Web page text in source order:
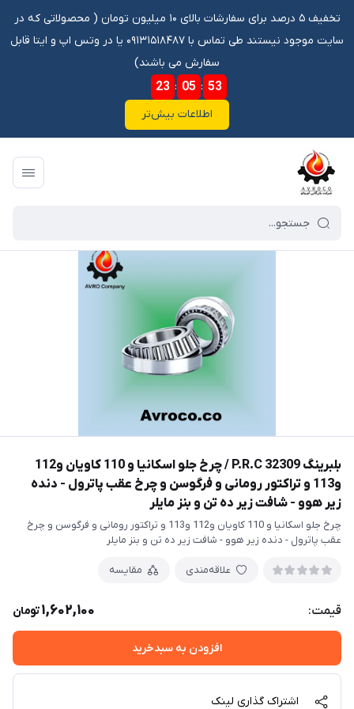
تخفیف ۵ درصد برای سفارشات بالای ۱۰ میلیون تومان ‌‌(‌‌ محصولاتی که در
سایت موجود نیستند طی تماس با ۰۹۱۳۱۵۱۸۴۸۷ یا در وتس اپ و ایتا قابل
سفارش می باشند)
23 : 05 : 52
اطلاعات بیش‌تر
فروشگاه آنلاین آوروکو
بلبرینگ 32309 P.R.C / چرخ جلو اسکانیا و 110 کاویان و112
و113 و تراکتور رومانی و فرگوسن و چرخ عقب پاترول - دنده
زیر هوو - شافت زیر ده تن و بنز مایلر
چرخ جلو اسکانیا و 110 کاویان و112 و113 و تراکتور رومانی و فرگوسن و چرخ
عقب پاترول - دنده زیر هوو - شافت زیر ده تن و بنز مایلر
علاقه‌مندی مقایسه
قیمت: 1,602,100تومان
افزودن به سبدخرید
اشتراک گذاری لینک